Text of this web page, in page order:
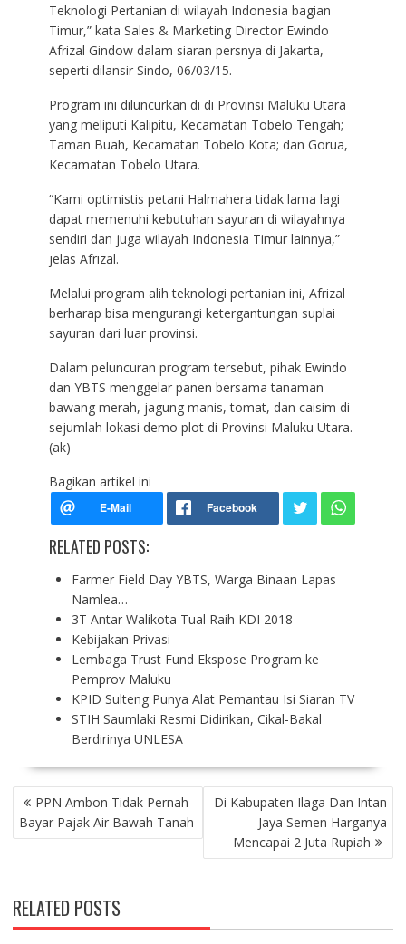
Teknologi Pertanian di wilayah Indonesia bagian
Timur,” kata Sales & Marketing Director Ewindo
Afrizal Gindow dalam siaran persnya di Jakarta,
seperti dilansir Sindo, 06/03/15.
Program ini diluncurkan di di Provinsi Maluku Utara
yang meliputi Kalipitu, Kecamatan Tobelo Tengah;
Taman Buah, Kecamatan Tobelo Kota; dan Gorua,
Kecamatan Tobelo Utara.
“Kami optimistis petani Halmahera tidak lama lagi
dapat memenuhi kebutuhan sayuran di wilayahnya
sendiri dan juga wilayah Indonesia Timur lainnya,”
jelas Afrizal.
Melalui program alih teknologi pertanian ini, Afrizal
berharap bisa mengurangi ketergantungan suplai
sayuran dari luar provinsi.
Dalam peluncuran program tersebut, pihak Ewindo
dan YBTS menggelar panen bersama tanaman
bawang merah, jagung manis, tomat, dan caisim di
sejumlah lokasi demo plot di Provinsi Maluku Utara.
(ak)
Bagikan artikel ini
RELATED POSTS:
Farmer Field Day YBTS, Warga Binaan Lapas
Namlea…
3T Antar Walikota Tual Raih KDI 2018
Kebijakan Privasi
Lembaga Trust Fund Ekspose Program ke
Pemprov Maluku
KPID Sulteng Punya Alat Pemantau Isi Siaran TV
STIH Saumlaki Resmi Didirikan, Cikal-Bakal
Berdirinya UNLESA
P
O
S
A
V
I
PPN Ambon Tidak Pernah
Bayar Pajak Air Bawah Tanah
Di Kabupaten Ilaga Dan Intan
Jaya Semen Harganya
Mencapai 2 Juta Rupiah
RELATED POSTS